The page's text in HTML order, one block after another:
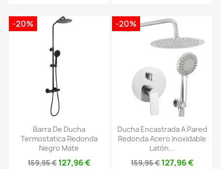
Barra De Ducha
Termostatica Redonda
Negro Mate
159,95 € 127,96 €
-20%
Ducha Encastrada A Pared
Redonda Acero Inoxidable
Latón...
159,95 € 127,96 €
-20%